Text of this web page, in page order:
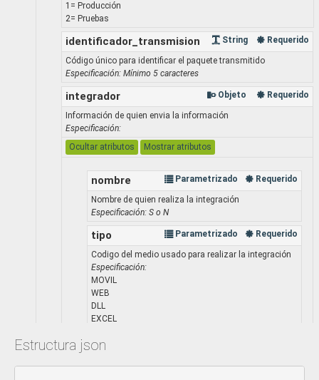
1= Producción
2= Pruebas
identificador_transmision String Requerido
Código único para identificar el paquete transmitido
Especificación: Mínimo 5 caracteres
integrador Objeto Requerido
Información de quien envia la información
Especificación:
Ocultar atributos
Mostrar atributos
nombre Parametrizado Requerido
Nombre de quien realiza la integración
Especificación: S o N
tipo Parametrizado Requerido
Codigo del medio usado para realizar la integración
Especificación:
MOVIL
WEB
DLL
EXCEL
Estructura json